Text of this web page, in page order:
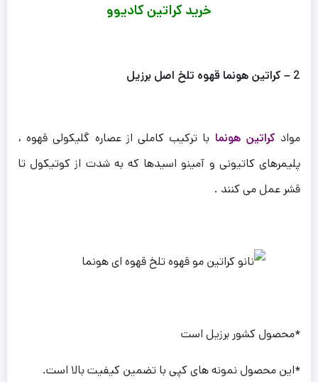
خرید کراتین کادیوو
2 – کراتین هونما قهوه تلخ اصل برزیل
موادکراتین هونما با ترکیب کاملی از عصاره گلیکولی قهوه ،
پلیمرهای کاتیونی و آمینو اسیدها که به شدت از کوتیکول تا
قشر عمل می کنند .
*محصول کشور برزیل است
*این محصول نمونه های کپی با تضمین کیفیت بالا است.